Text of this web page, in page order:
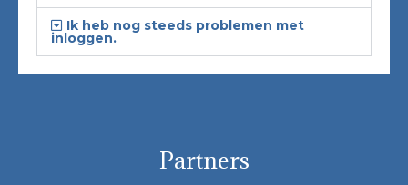
Ik heb nog steeds problemen met
inloggen.
Partners